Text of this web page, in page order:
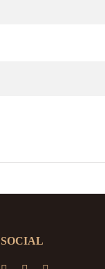
SOCIAL